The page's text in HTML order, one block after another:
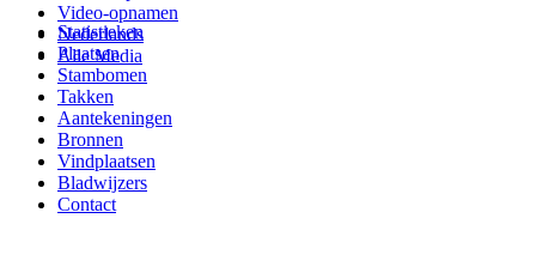
Video-opnamen
Nederlands
Alle Media
Statistieken
Plaatsen
Stambomen
Takken
Aantekeningen
Bronnen
Vindplaatsen
Bladwijzers
Contact